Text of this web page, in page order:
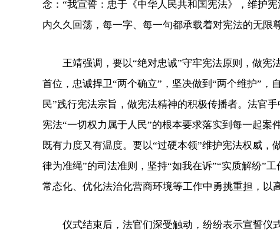
念：“我宣誓：忠于《中华人民共和国宪法》，维护
内久久回荡，每一字、每一句都承载着对宪法的无限
王靖强调，要以“绝对忠诚”守牢宪法原则，做宪
首位，忠诚捍卫“两个确立”，坚决做到“两个维护”，
民”践行宪法宗旨，做宪法精神的积极传播者。法官
宪法“一切权力属于人民”的根本要求落实到每一起
既有力度又有温度。要以“过硬本领”维护宪法权威
律为准绳”的司法准则，坚持“如我在诉”“实质解纷”
常态化、优化法治化营商环境等工作中勇挑重担，以
仪式结束后，法官们深受触动，纷纷表示宣誓仪